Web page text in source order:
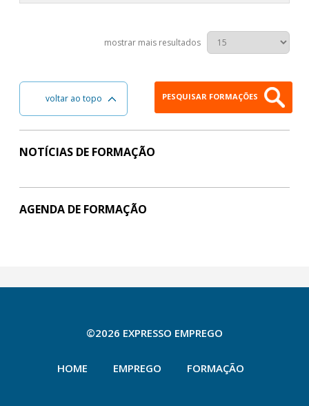
mostrar mais resultados
voltar ao topo PESQUISAR FORMAÇÕES
NOTÍCIAS DE FORMAÇÃO
AGENDA DE FORMAÇÃO
©2026 EXPRESSO EMPREGO
HOME EMPREGO FORMAÇÃO